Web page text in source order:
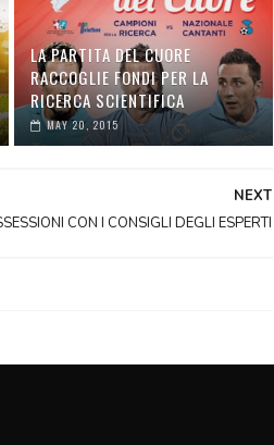
LA PARTITA DEL CUORE
RACCOGLIE FONDI PER LA
RICERCA SCIENTIFICA
MAY 20, 2015
NEXT
CON I CONSIGLI DEGLI ESPERTI